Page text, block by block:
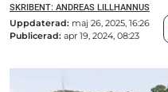
SKRIBENT: ANDREAS LILLHANNUS
Uppdaterad: maj 26, 2025, 16:26
Publicerad: apr 19, 2024, 08:23